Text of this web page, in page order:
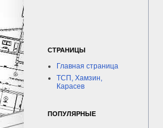
СТРАНИЦЫ
Главная страница
ТСП, Хамзин,
Карасев
ПОПУЛЯРНЫЕ